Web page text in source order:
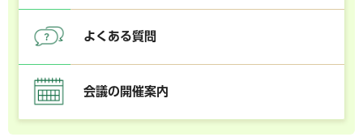
よくある質問
会議の開催案内